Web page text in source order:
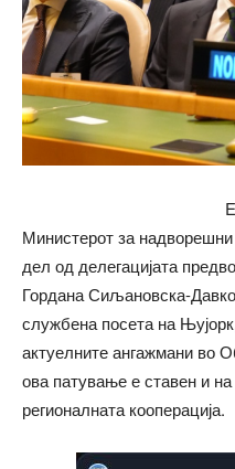
Министерот за
дел од делегацијата
Гордана Сиљановска-
службена посета на
актуелните ангажмани во
ова патување е ставен и на
регионалната кооперација.